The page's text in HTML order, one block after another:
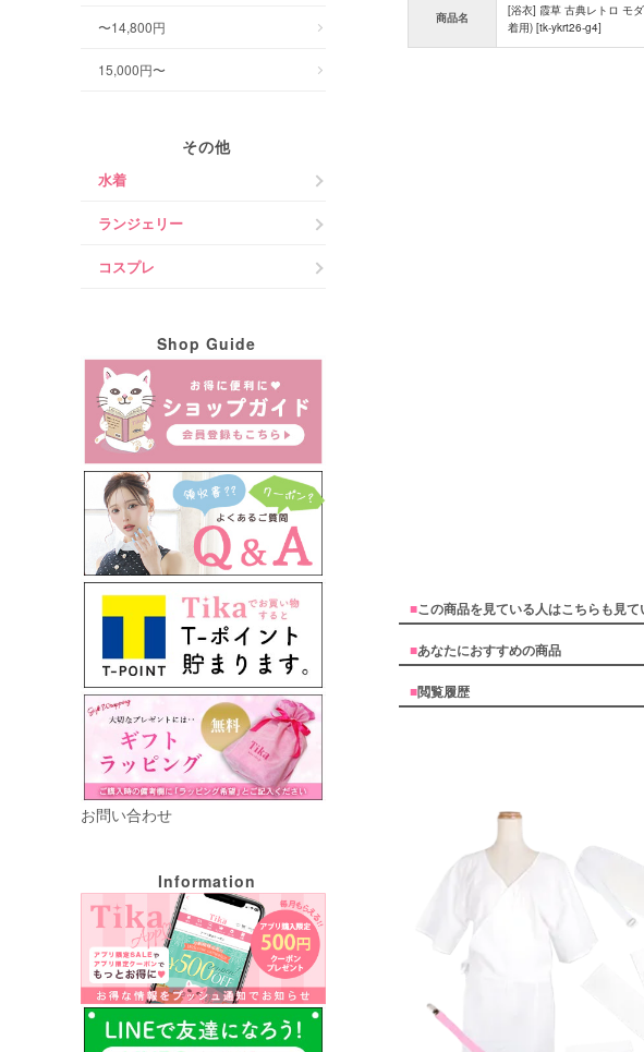
〜14,800円
15,000円〜
その他
水着
ランジェリー
コスプレ
Shop Guide
お問い合わせ
Information
商品名
[浴衣] 霞草 古典レトロ モ
着用) [tk-ykrt26-g4]
■この商品を見ている人はこちらも見て
■あなたにおすすめの商品
■閲覧履歴